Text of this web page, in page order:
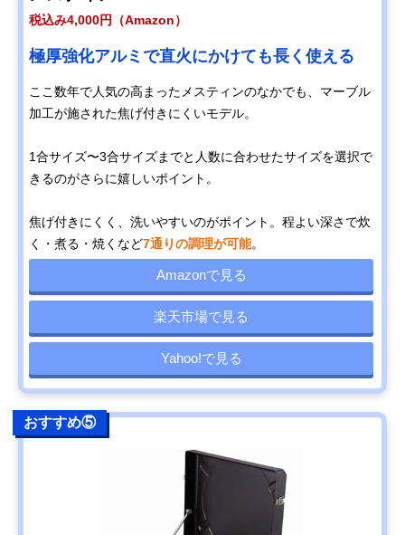
税込み4,000円（Amazon）
極厚強化アルミで直火にかけても長く使える
ここ数年で人気の高まったメスティンのなかでも、マーブル
加工が施された焦げ付きにくいモデル。
1合サイズ〜3合サイズまでと人数に合わせたサイズを選択で
きるのがさらに嬉しいポイント。
焦げ付きにくく、洗いやすいのがポイント。程よい深さで炊
く・煮る・焼くなど7通りの調理が可能。
Amazonで見る
楽天市場で見る
Yahoo!で見る
おすすめ⑤